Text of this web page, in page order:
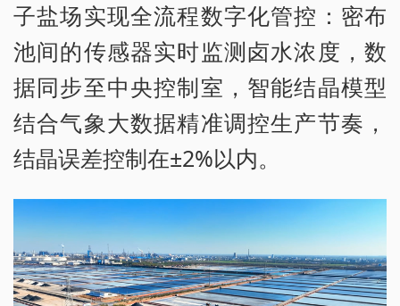
子盐场实现全流程数字化管控：密布
池间的传感器实时监测卤水浓度，数
据同步至中央控制室，智能结晶模型
结合气象大数据精准调控生产节奏，
结晶误差控制在±2%以内。